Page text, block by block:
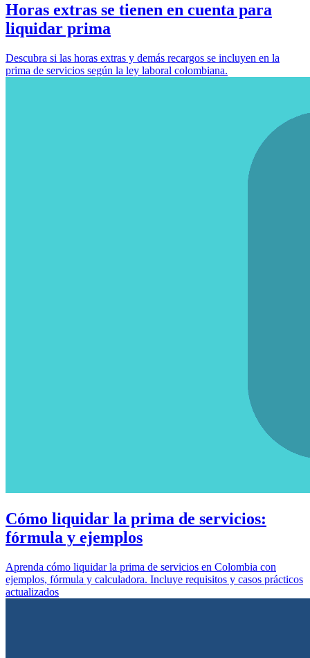
Horas extras se tienen en cuenta para
liquidar prima
Descubra si las horas extras y demás recargos se incluyen en la
prima de servicios según la ley laboral colombiana.
Cómo liquidar la prima de servicios:
fórmula y ejemplos
Aprenda cómo liquidar la prima de servicios en Colombia con
ejemplos, fórmula y calculadora. Incluye requisitos y casos prácticos
actualizados